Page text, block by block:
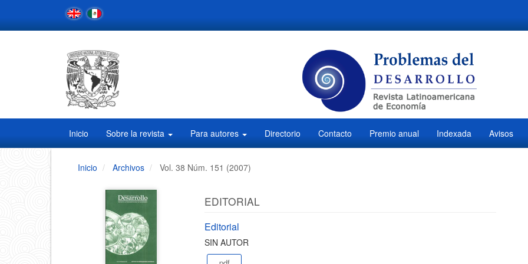
Contenido
Inicio Sobre la revista Para autores Directorio Contacto Premio anual Indexada Avisos
Inicio Archivos Vol. 38 Núm. 151 (2007)
EDITORIAL
Editorial
SIN AUTOR